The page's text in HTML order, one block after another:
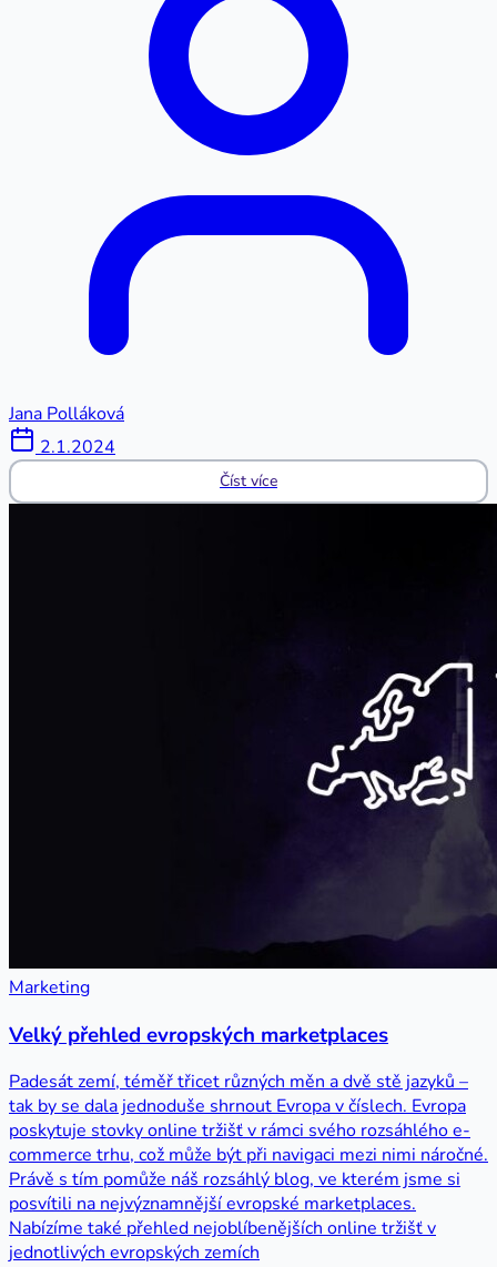
Jana Polláková
2.1.2024
Číst více
Marketing
Velký přehled evropských marketplaces
Padesát zemí, téměř třicet různých měn a dvě stě jazyků –
tak by se dala jednoduše shrnout Evropa v číslech. Evropa
poskytuje stovky online tržišť v rámci svého rozsáhlého e-
commerce trhu, což může být při navigaci mezi nimi náročné.
Právě s tím pomůže náš rozsáhlý blog, ve kterém jsme si
posvítili na nejvýznamnější evropské marketplaces.
Nabízíme také přehled nejoblíbenějších online tržišť v
jednotlivých evropských zemích